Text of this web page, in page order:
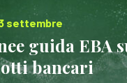
settembre
guida EBA
bancari